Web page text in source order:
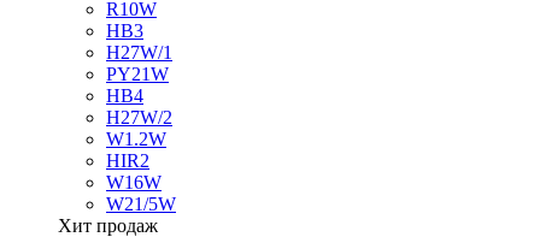
R10W
HB3
H27W/1
PY21W
HB4
H27W/2
W1.2W
HIR2
W16W
W21/5W
Хит продаж